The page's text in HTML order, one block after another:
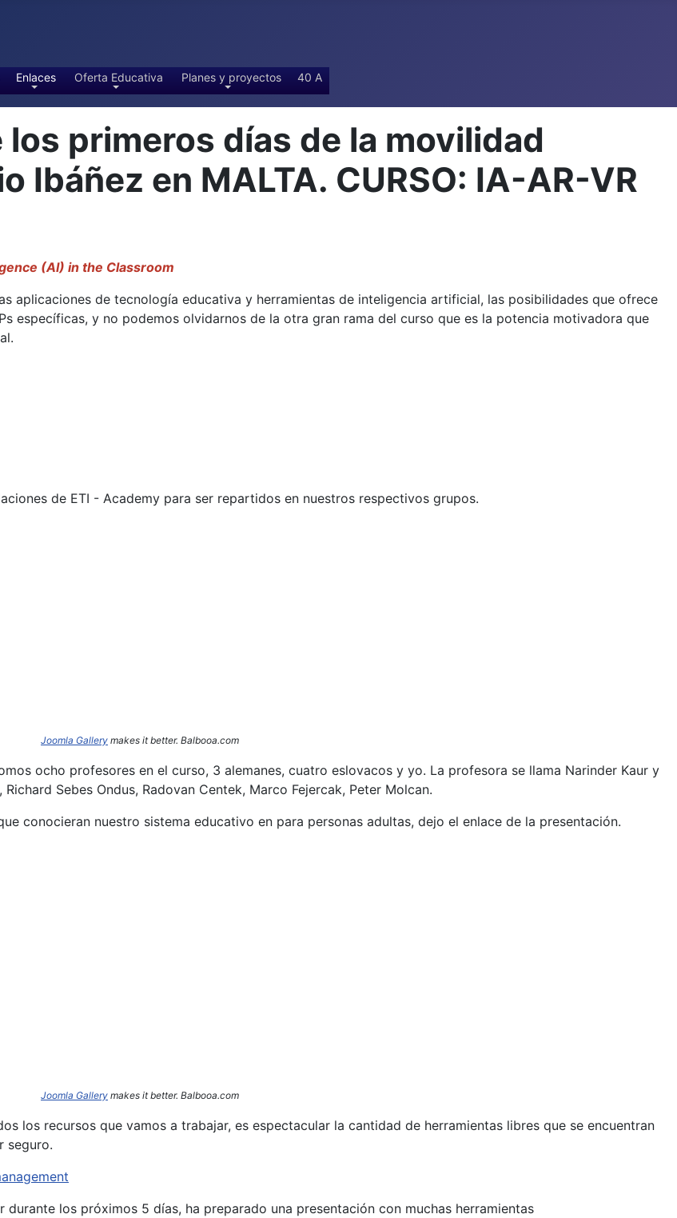
Enlaces Oferta Educativa Planes y proyectos 40 A
los primeros días de la movilidad
Ibáñez en MALTA. CURSO: IA-AR-VR
(AI) in the Classroom
aplicaciones de tecnología educativa y herramientas de inteligencia artificial, las posibilidades que ofrece
específicas, y no podemos olvidarnos de la otra gran rama del curso que es la potencia motivadora que
de ETI - Academy para ser repartidos en nuestros respectivos grupos.
Joomla Gallery makes it better. Balbooa.com
ocho profesores en el curso, 3 alemanes, cuatro eslovacos y yo. La profesora se llama Narinder Kaur y
Sebes Ondus, Radovan Centek, Marco Fejercak, Peter Molcan.
conocieran nuestro sistema educativo en para personas adultas, dejo el enlace de la presentación.
Joomla Gallery makes it better. Balbooa.com
los recursos que vamos a trabajar, es espectacular la cantidad de herramientas libres que se encuentran
seguro.
los próximos 5 días, ha preparado una presentación con muchas herramientas